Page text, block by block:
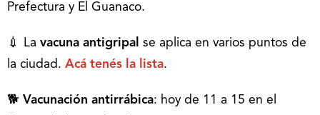
Prefectura y El Guanaco.
💉 La vacuna antigripal se aplica en varios puntos de
la ciudad. Acá tenés la lista.
🐕 Vacunación antirrábica: hoy de 11 a 15 en el